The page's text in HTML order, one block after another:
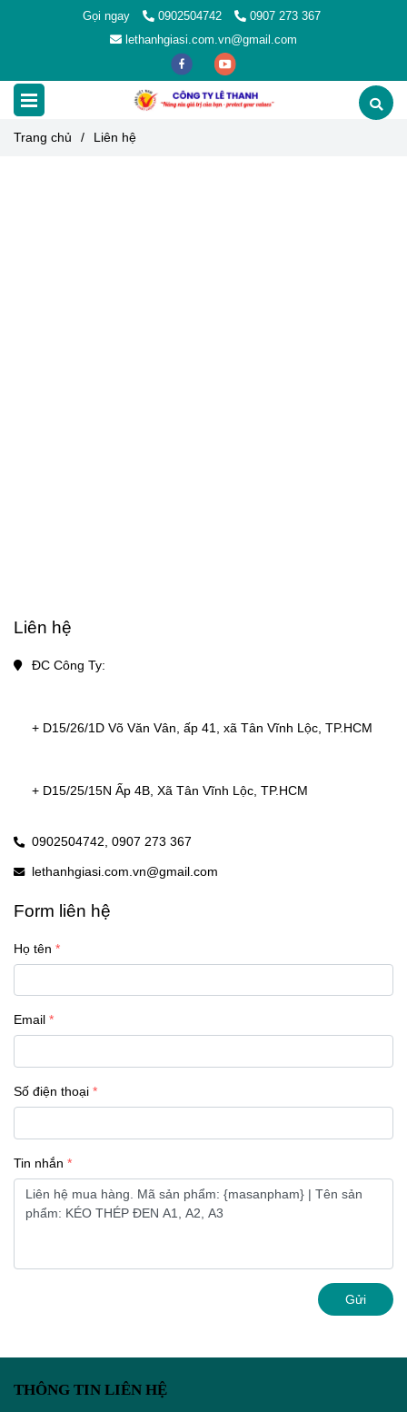
Gọi ngay 0902504742
0907 273 367
lethanhgiasi.com.vn@gmail.com
Trang chủ / Liên hệ
Liên hệ
ĐC Công Ty:
+ D15/26/1D Võ Văn Vân, ấp 41, xã Tân Vĩnh Lộc, TP.HCM
+ D15/25/15N Ấp 4B, Xã Tân Vĩnh Lộc, TP.HCM
0902504742, 0907 273 367
lethanhgiasi.com.vn@gmail.com
Form liên hệ
Họ tên
Email
Số điện thoại
Tin nhắn
Gửi
THÔNG TIN LIÊN HỆ